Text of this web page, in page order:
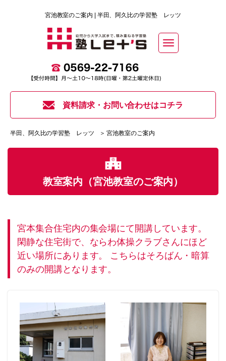
宮池教室のご案内 | 半田、阿久比の学習塾 レッツ
Toggle
navigation
資料請求・お問い合わせはコチラ
半田、阿久比の学習塾 レッツ ＞ 宮池教室のご案内
教室案内（宮池教室のご案内）
宮本集合住宅内の集会場にて開講しています。
閑静な住宅街で、ならわ体操クラブさんにほど
近い場所にあります。 こちらはそろばん・暗算
のみの開講となります。